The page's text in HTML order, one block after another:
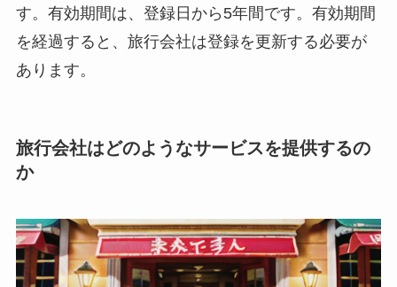
す。有効期間は、登録日から5年間です。有効期間
を経過すると、旅行会社は登録を更新する必要が
あります。
旅行会社はどのようなサービスを提供するの
か